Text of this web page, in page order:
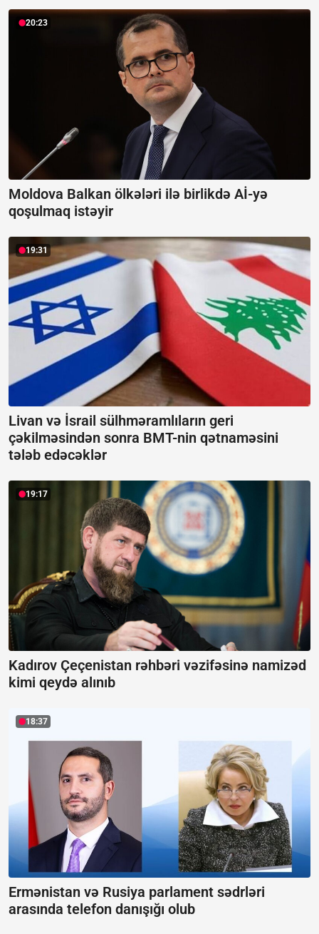
20:23
Moldova Balkan ölkələri ilə birlikdə Aİ-yə
qoşulmaq istəyir
19:31
Livan və İsrail sülhməramlıların geri
çəkilməsindən sonra BMT-nin qətnaməsini
tələb edəcəklər
19:17
Kadırov Çeçenistan rəhbəri vəzifəsinə namizəd
kimi qeydə alınıb
18:37
Ermənistan və Rusiya parlament sədrləri
arasında telefon danışığı olub